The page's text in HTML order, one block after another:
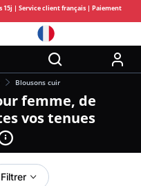
15j | Service client français | Paiement
Blousons cuir
femme, de
vos tenues
Filtrer